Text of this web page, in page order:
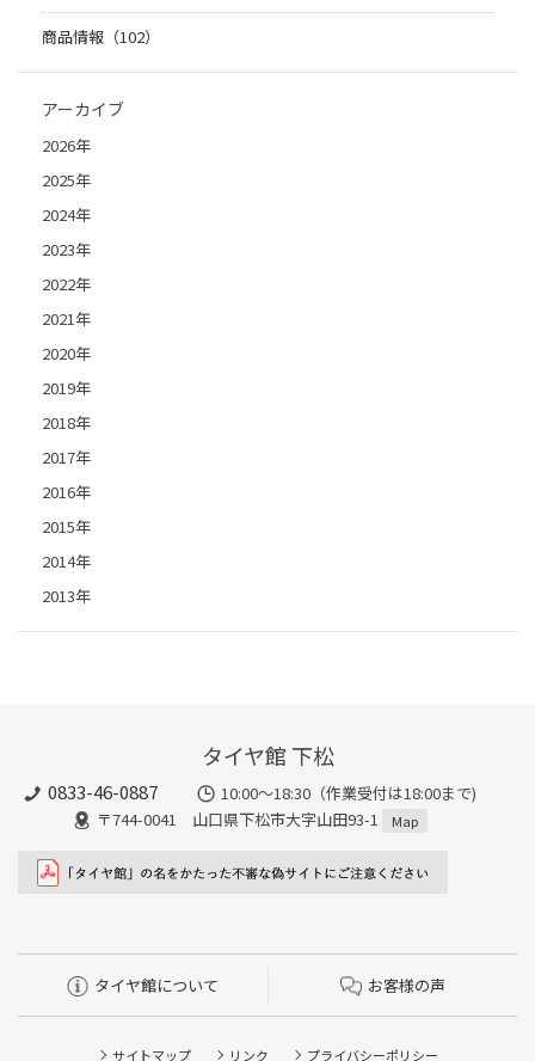
商品情報（102）
アーカイブ
2026年
2025年
2024年
2023年
2022年
2021年
2020年
2019年
2018年
2017年
2016年
2015年
2014年
2013年
タイヤ館 下松
0833-46-0887
10:00～18:30（作業受付は18:00まで)
〒744-0041 山口県下松市大字山田93-1
Map
タイヤ館について お客様の声
サイトマップ リンク プライバシーポリシー